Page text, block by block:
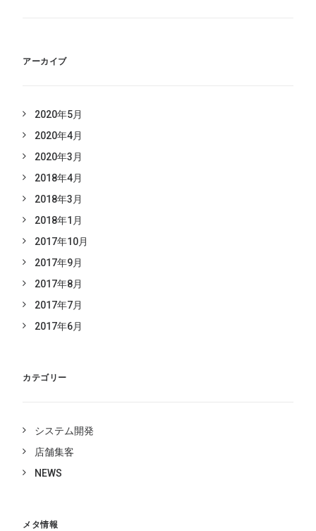
アーカイブ
2020年5月
2020年4月
2020年3月
2018年4月
2018年3月
2018年1月
2017年10月
2017年9月
2017年8月
2017年7月
2017年6月
カテゴリー
システム開発
店舗集客
NEWS
メタ情報